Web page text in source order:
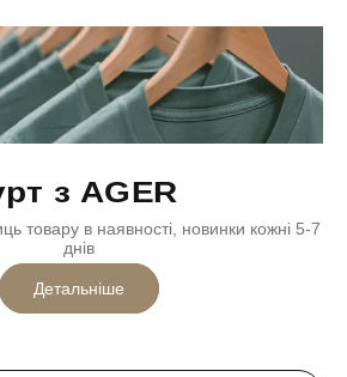
з AGER
товару в наявності, новинки кожні 5-7
днів
Детальніше